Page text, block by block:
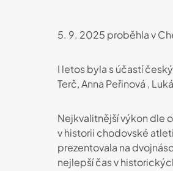
5. 9. 2025 proběhla v
I letos byla s účastí
Terč, Anna Peřinová ,
Nejkvalitnější výkon dle
v historii chodovské
prezentovala na
nejlepší čas v